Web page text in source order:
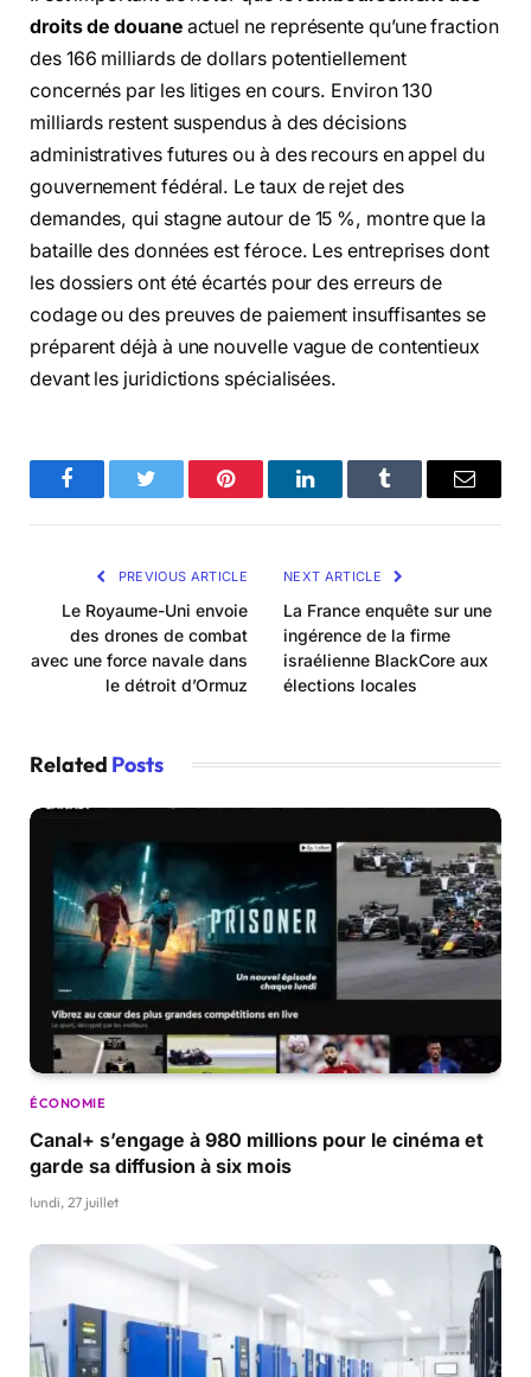
droits de douaneactuel ne représente qu’une fraction
des 166 milliards de dollars potentiellement
concernés par les litiges en cours. Environ 130
milliards restent suspendus à des décisions
administratives futures ou à des recours en appel du
gouvernement fédéral. Le taux de rejet des
demandes, qui stagne autour de 15 %, montre que la
bataille des données est féroce. Les entreprises dont
les dossiers ont été écartés pour des erreurs de
codage ou des preuves de paiement insuffisantes se
préparent déjà à une nouvelle vague de contentieux
devant les juridictions spécialisées.
FacebookTwitter Pinterest LinkedInTumblr Email
PREVIOUS ARTICLE
Le Royaume-Uni envoie
des drones de combat
avec une force navale dans
le détroit d’Ormuz
NEXT ARTICLE
La France enquête sur une
ingérence de la firme
israélienne BlackCore aux
élections locales
Related Posts
ÉCONOMIE
Canal+ s’engage à 980 millions pour le cinéma et
garde sa diffusion à six mois
lundi, 27 juillet